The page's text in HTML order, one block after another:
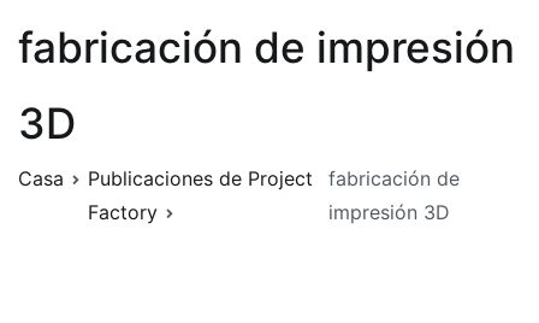
fabricación de impresión
3D
Casa
Publicaciones de Project
Factory
fabricación de
impresión 3D